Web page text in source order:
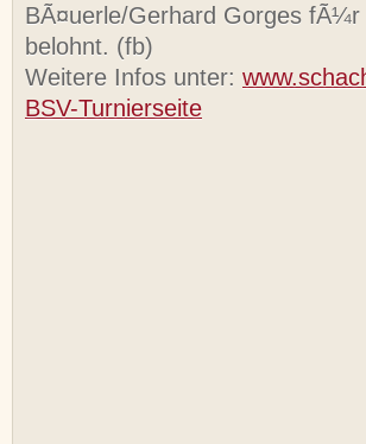
BÃ¤uerle/Gerhard Gorges
belohnt. (fb)
Weitere Infos unter:
BSV-Turnierseite